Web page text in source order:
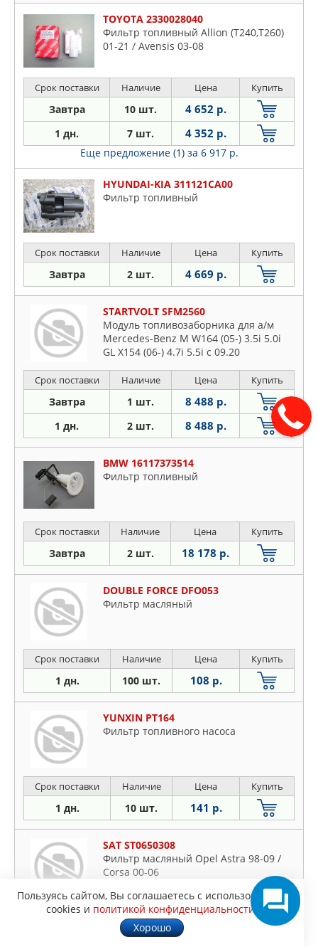
TOYOTA 2330028040
Фильтр топливный Allion (T240,T260)
01-21 / Avensis 03-08
Срок поставки Наличие Цена Купить
Завтра 10 шт. 4 652 р.
1 дн. 7 шт. 4 352 р.
Еще предложение (1) за 6 917 р.
HYUNDAI-KIA 311121CA00
Фильтр топливный
Срок поставки Наличие Цена Купить
Завтра 2 шт. 4 669 р.
STARTVOLT SFM2560
Модуль топливозаборника для а/м
Mercedes-Benz M W164 (05-) 3.5i 5.0i
GL X154 (06-) 4.7i 5.5i c 09.20
Срок поставки Наличие Цена Купить
Завтра 1 шт. 8 488 р.
1 дн. 2 шт. 8 488 р.
BMW 16117373514
Фильтр топливный
Срок поставки Наличие Цена Купить
Завтра 2 шт. 18 178 р.
DOUBLE FORCE DFO053
Фильтр масляный
Срок поставки Наличие Цена Купить
1 дн. 100 шт. 108 р.
YUNXIN PT164
Фильтр топливного насоса
Срок поставки Наличие Цена Купить
1 дн. 10 шт. 141 р.
SAT ST0650308
Фильтр масляный Opel Astra 98-09 /
Corsa 00-06
Срок поставки Наличие Цена Купить
1 шт.
Пользуясь сайтом, Вы соглашаетесь с использованием
cookies и политикой конфиденциальности
Хорошо